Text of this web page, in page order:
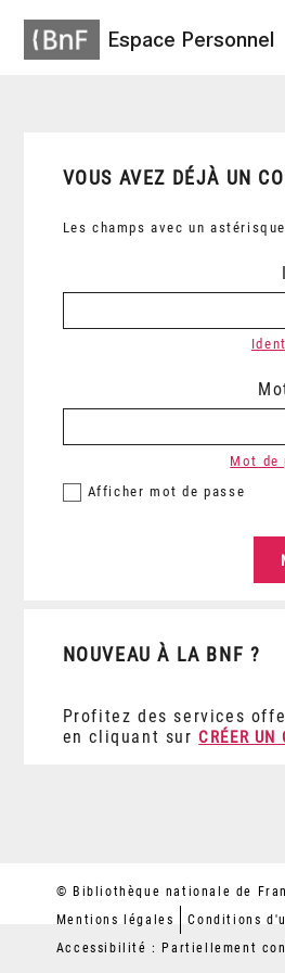
Espace Personnel
VOUS AVEZ DÉJÀ UN
Les champs avec un
Afficher mot de passe
Mot de
NOUVEAU À LA BNF ?
Profitez des services
en cliquant sur CRÉER UN
© Bibliothèque nationale de
Mentions légales
Conditions
Accessibilité : Partiellement